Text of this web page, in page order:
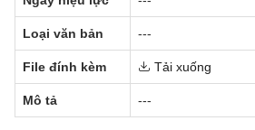
Loại văn bản ---
File đính kèm Tải xuống
Mô tả ---